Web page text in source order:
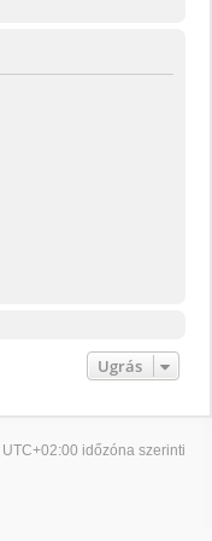
Ugrás
UTC+02:00 időzóna szerinti